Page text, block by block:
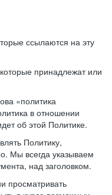
ссылаются на эту
принадлежат или
«политика
в отношении
об этой Политике.
Политику,
Мы всегда указываем
над заголовком.
просматривать